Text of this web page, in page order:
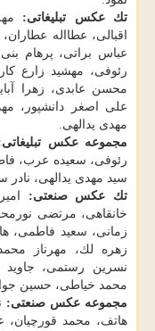
تك عكس تبلیغاتی:
اقبالی، عطااله
عباس براتی، پرهام
رئوفی، مهشید زارع
محسن عابدی، زهرا
علی اصغر دانشپور،
مهدی یدالهی.
مجموعه عكس
رئوفی، سعیده عرب،
سید مهدی یدالهی، نادر
تك عكس صنعتی:
خانقاهی، مرتضی
زمانی، سعید فاطمی،
زهره لك، مهرناز
نسرین رستمی، جاوید
محمد خیاطی، حسین
مجموعه عكس صنعتی:
هاتف، محمد